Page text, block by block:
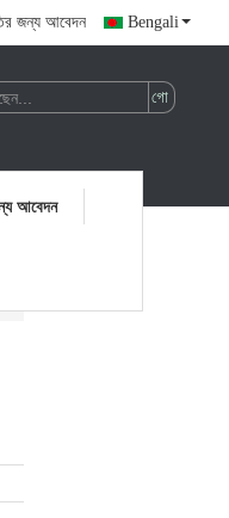
জন্য আবেদন Bengali
আবেদন